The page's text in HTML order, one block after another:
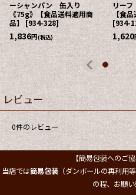
ーシャンパン 缶入り
《75g》【食品送料適用商
品】 [934-328]
1,836円(税込)
リー
【食品
[934-
1,620
レビュー
0件のレビュー
【簡易包装へのご協
当店では簡易包装（ダンボールの再利用
の程、お願